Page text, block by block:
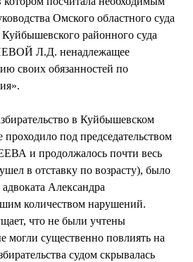
Омского областного суда
районного суда
Л.Д. ненадлежащее
своих обязанностей по
в Куйбышевском
проходило под председательством
и продолжалось почти весь
в отставку по возрасту), было
Александра
количеством нарушений.
что не были учтены
могли существенно повлиять на
судом скрывалась